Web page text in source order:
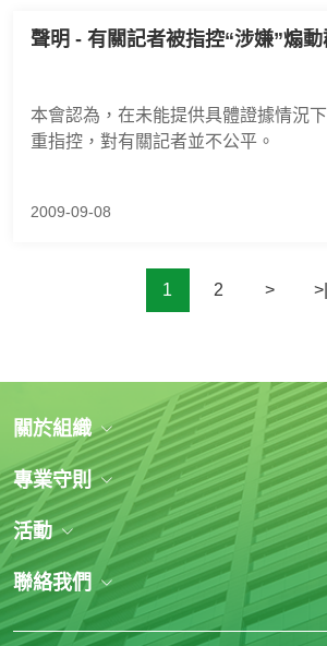
聲明 - 有關記者被指控“涉嫌”煽
本會認為，在未能提供具體證據情況
重指控，對有關記者並不公平。
2009-09-08
1 2 > >|
關於組織
專業守則
活動
聯絡我們